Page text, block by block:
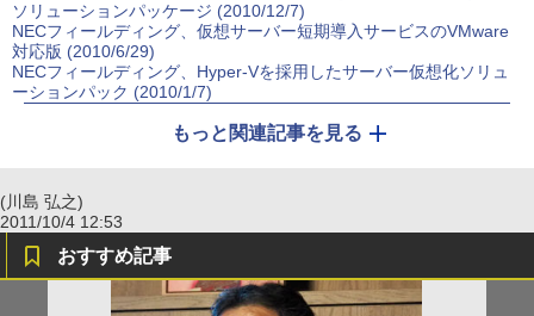
ソリューションパッケージ (2010/12/7)
NECフィールディング、仮想サーバー短期導入サービスのVMware
対応版 (2010/6/29)
NECフィールディング、Hyper-Vを採用したサーバー仮想化ソリュ
ーションパック (2010/1/7)
もっと関連記事を見る
(川島 弘之)
2011/10/4 12:53
おすすめ記事